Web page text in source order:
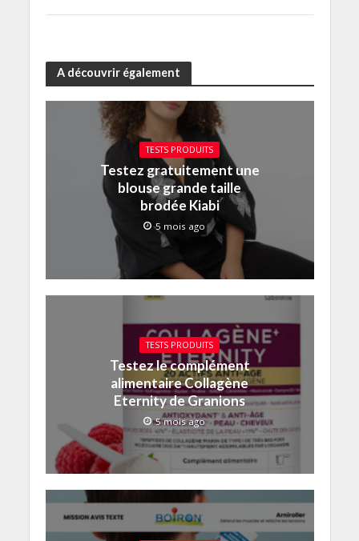
A découvrir également
TESTS PRODUITS
Testez gratuitement une
blouse grande taille
brodée Kiabi
5 mois ago
TESTS PRODUITS
Testez le complément
alimentaire Collagène
Eternity de Granions
5 mois ago